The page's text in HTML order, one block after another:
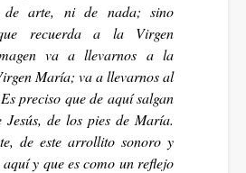
de arte, ni de nada; sino
recuerda a la Virgen
va a llevarnos a la
María; va a llevarnos al
preciso que de aquí salgan
Jesús, de los pies de María.
de este arrollito sonoro y
y que es como un reflejo